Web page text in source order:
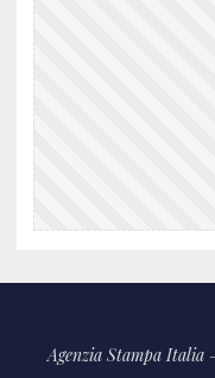
Agenzia Stampa Italia